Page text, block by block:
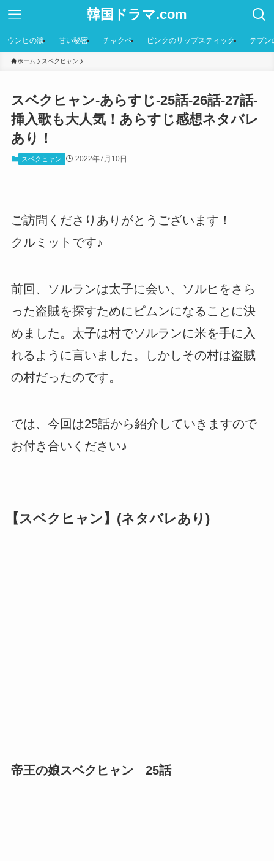
韓国ドラマ.com
ウンヒの涙 甘い秘密 チャクペ ピンクのリップスティック テプン
ホーム スベクヒャン
スベクヒャン-あらすじ-25話-26話-27話-
挿入歌も大人気！あらすじ感想ネタバレ
あり！
スベクヒャン 2022年7月10日
ご訪問くださりありがとうございます！
クルミットです♪
前回、ソルランは太子に会い、ソルヒをさら
った盗賊を探すためにピムンになることに決
めました。太子は村でソルランに米を手に入
れるように言いました。しかしその村は盗賊
の村だったのです。
では、今回は25話から紹介していきますので
お付き合いください♪
【スベクヒャン】(ネタバレあり)
帝王の娘スベクヒャン 25話